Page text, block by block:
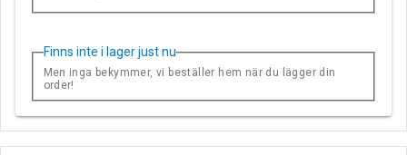
Finns inte i lager just nu
Men inga bekymmer, vi beställer hem när du lägger din
order!